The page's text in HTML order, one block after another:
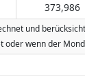
373,986
und
wenn der